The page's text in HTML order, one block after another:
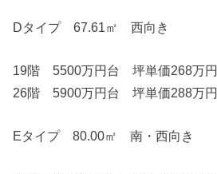
Dタイプ 67.61㎡ 西向き
19階 5500万円台 坪単価268万円
26階 5900万円台 坪単価288万円
Eタイプ 80.00㎡ 南・西向き